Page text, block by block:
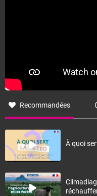
Recommandées
À quoi